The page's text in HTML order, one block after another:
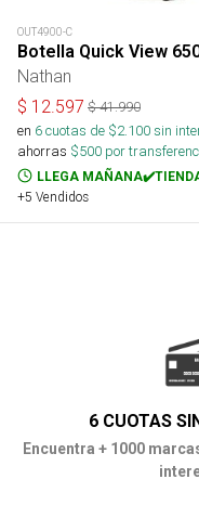
OUT4900-C
Botella Quick View
Nathan
$ 12.597 $41.990
en 6cuotas de $2.100sin
ahorras $500 por
LLEGA
+5 Vendidos
6 CUOTAS
Encuentra + 1000